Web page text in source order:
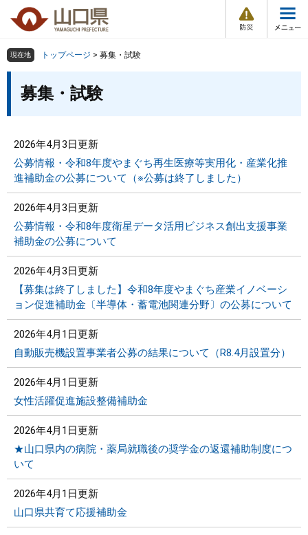
の
す
ー
し
メ
組織で探す
Other Languages
トップページ
健康・福祉
しごと・産業・観光
まちづくり
県政情報
現在地 トップページ > 募集・試験
募集・試験
2026年4月3日更新
公募情報・令和8年度やまぐち再生医療等実用化・産業化推
進補助金の公募について（※公募は終了しました）
2026年4月3日更新
公募情報・令和8年度衛星データ活用ビジネス創出支援事業
補助金の公募について
2026年4月3日更新
【募集は終了しました】令和8年度やまぐち産業イノベーシ
ョン促進補助金〔半導体・蓄電池関連分野〕の公募について
2026年4月1日更新
自動販売機設置事業者公募の結果について（R8.4月設置分）
2026年4月1日更新
女性活躍促進施設整備補助金
2026年4月1日更新
★山口県内の病院・薬局就職後の奨学金の返還補助制度につ
いて
2026年4月1日更新
山口県共育て応援補助金